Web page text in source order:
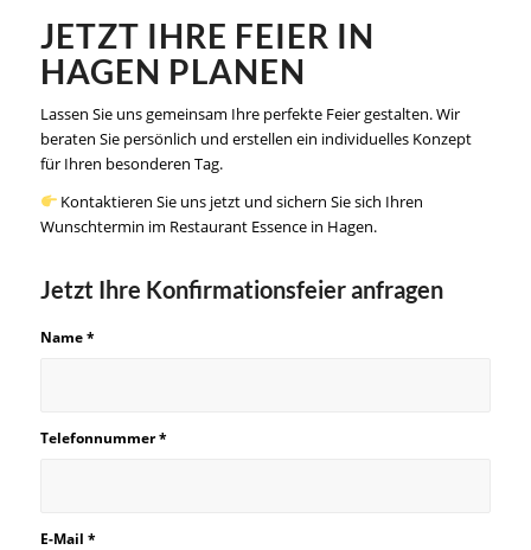
JETZT IHRE FEIER IN
HAGEN PLANEN
Lassen Sie uns gemeinsam Ihre perfekte Feier gestalten. Wir
beraten Sie persönlich und erstellen ein individuelles Konzept
für Ihren besonderen Tag.
Kontaktieren Sie uns jetzt und sichern Sie sich Ihren
Wunschtermin im Restaurant Essence in Hagen.
Jetzt Ihre Konfirmationsfeier anfragen
Name*
Telefonnummer*
E-Mail *